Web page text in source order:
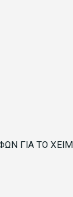
ΓΙΑ ΤΟ ΧΕΙΜ.